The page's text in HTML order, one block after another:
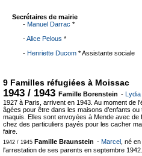
Secrétaires de mairie
- Manuel Darrac *
-Alice Pelous *
- Henriette Ducom * Assistante sociale
9 Familles réfugiées à Moissac
1943 / 1943 Famille Borenstein - Lydia
1927 à Paris, arrivent en 1943. Au moment de
âgées pour être dans les maisons d’enfants
maquis. Elles sont envoyées à Mende avec
chez des particuliers payés pour les cacher
faire.
1942 / 1945 Famille Braunstein - Marcel
, né
l'arrestation de ses parents en septembre 1942.